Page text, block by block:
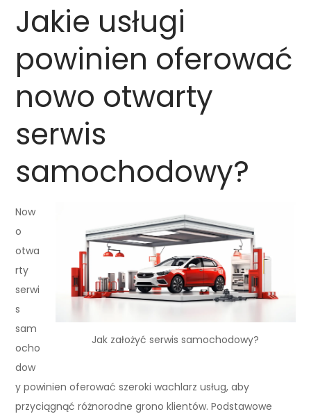
Jakie usługi
powinien oferować
nowo otwarty
serwis
samochodowy?
Jak założyć serwis samochodowy?
Now
o
otwa
rty
serwi
s
sam
ocho
dow
y powinien oferować szeroki wachlarz usług, aby
przyciągnąć różnorodne grono klientów. Podstawowe